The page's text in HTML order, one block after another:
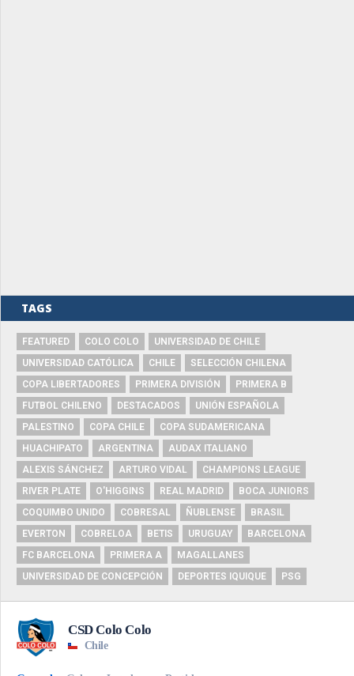
TAGS
FEATURED COLO COLO
UNIVERSIDAD DE CHILE
UNIVERSIDAD CATÓLICA
CHILE
SELECCIÓN CHILENA
COPA LIBERTADORES
PRIMERA DIVISIÓN
PRIMERA B
FUTBOL CHILENO
DESTACADOS
UNIÓN ESPAÑOLA
PALESTINO
COPA CHILE
COPA SUDAMERICANA
HUACHIPATO
ARGENTINA
AUDAX ITALIANO
ALEXIS SÁNCHEZ
ARTURO VIDAL
CHAMPIONS LEAGUE
RIVER PLATE
O'HIGGINS REAL MADRID
BOCA JUNIORS
COQUIMBO UNIDO
COBRESAL ÑUBLENSE
BRASIL
EVERTON
COBRELOA BETIS URUGUAY
BARCELONA
FC BARCELONA
PRIMERA A
MAGALLANES
UNIVERSIDAD DE CONCEPCIÓN
DEPORTES IQUIQUE PSG